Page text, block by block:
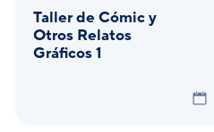
Taller de Cómic y
Otros Relatos
Gráficos 1